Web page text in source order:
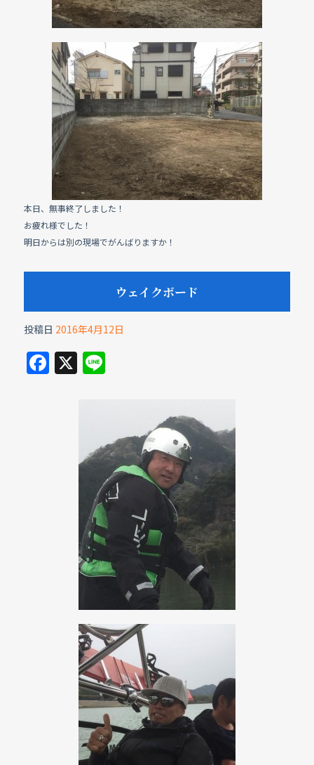
本日、無事終了しました！
お疲れ様でした！
明日からは別の現場でがんばりますか！
ウェイクボード
投稿日 2016年4月12日
F X Li